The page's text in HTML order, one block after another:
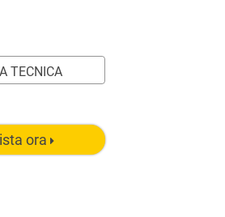
TECNICA
ora